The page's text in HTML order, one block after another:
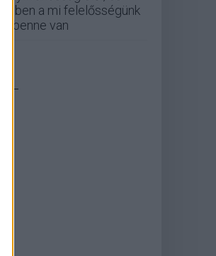
ebben a mi felelősségünk
is benne van